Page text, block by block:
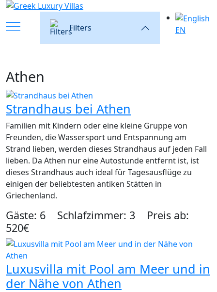
Mobile Menu Toggle
Filters EN
Athen
Strandhaus bei Athen
Familien mit Kindern oder eine kleine Gruppe von
Freunden, die Wassersport und Entspannung am
Strand lieben, werden dieses Strandhaus auf jeden Fall
lieben. Da Athen nur eine Autostunde entfernt ist, ist
dieses Strandhaus auch ideal für Tagesausflüge zu
einigen der beliebtesten antiken Stätten in
Griechenland.
Gäste: 6 Schlafzimmer: 3 Preis ab:
520€
Luxusvilla mit Pool am Meer und in
der Nähe von Athen